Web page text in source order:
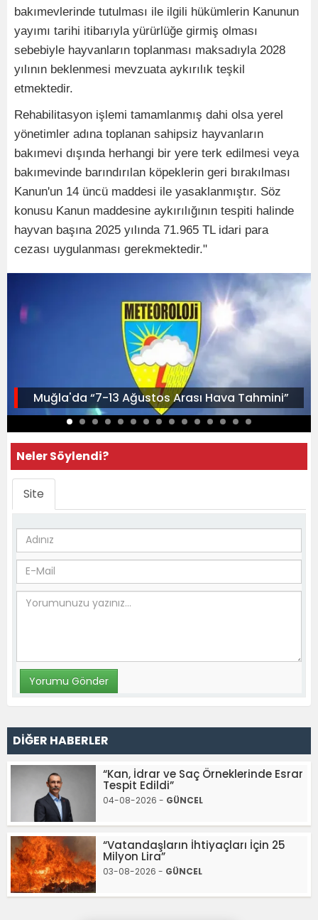
bakımevlerinde tutulması ile ilgili hükümlerin Kanunun
yayımı tarihi itibarıyla yürürlüğe girmiş olması
sebebiyle hayvanların toplanması maksadıyla 2028
yılının beklenmesi mevzuata aykırılık teşkil
etmektedir.
Rehabilitasyon işlemi tamamlanmış dahi olsa yerel
yönetimler adına toplanan sahipsiz hayvanların
bakımevi dışında herhangi bir yere terk edilmesi veya
bakımevinde barındırılan köpeklerin geri bırakılması
Kanun'un 14 üncü maddesi ile yasaklanmıştır. Söz
konusu Kanun maddesine aykırılığının tespiti halinde
hayvan başına 2025 yılında 71.965 TL idari para
cezası uygulanması gerekmektedir."
Muğla'da “7-13 Ağustos Arası Hava Tahmini”
Neler Söylendi?
Site
DİĞER HABERLER
“Kan, İdrar ve Saç Örneklerinde Esrar
Tespit Edildi”
04-08-2026 - GÜNCEL
“Vatandaşların İhtiyaçları İçin 25
Milyon Lira”
03-08-2026 - GÜNCEL